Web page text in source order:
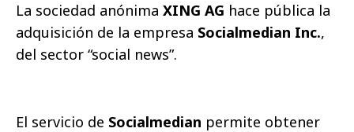
La sociedad anónima XING AG hace pública la
adquisición de la empresa Socialmedian Inc.,
del sector “social news”.
El servicio de Socialmedian permite obtener